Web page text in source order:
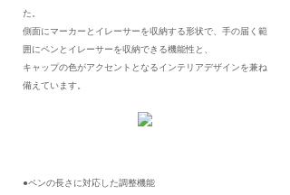
た。
側面にマーカーとイレーサーを収納する形状で、手の届く範
囲にペンとイレーサーを収納できる機能性と、
キャップの色がアクセントとなるインテリアデザインを兼ね
備えています。
●ペンの長さに対応した調整機能